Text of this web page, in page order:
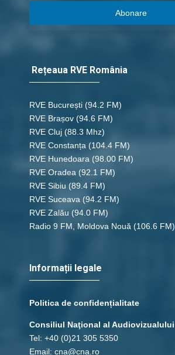
Abonare
Rețeaua RVE România
RVE București (94.2 FM)
RVE Brașov (94.6 FM)
RVE Cluj (88.3 Mhz)
RVE Constanța (104.4 FM)
RVE Hunedoara (98.00 FM)
RVE Oradea (92.1 FM)
RVE Sibiu (89.4 FM)
RVE Suceava (94.2 FM)
RVE Zalău (94.0 FM)
Radio 9 FM, Moldova Nouă (106.6 FM)
Informații legale
Politica de confidențialitate
Consiliul Naţional al Audiovizualului
Tel: +40 (0)21 305 5350
Email: cna@cna.ro